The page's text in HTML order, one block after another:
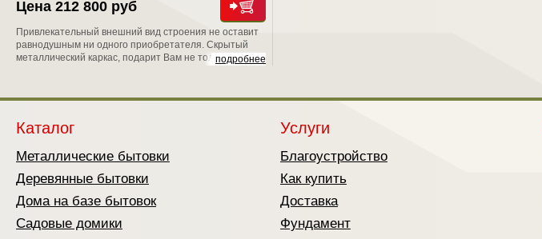
Цена 212 800 руб
подробнее
Привлекательный внешний вид строения не оставит
равнодушным ни одного приобретателя. Скрытый
металлический каркас, подарит Вам не только
круглогодичное проживание в нем;
Каталог
Металлические бытовки
Деревянные бытовки
Дома на базе бытовок
Садовые домики
Услуги
Благоустройство
Как купить
Доставка
Фундамент